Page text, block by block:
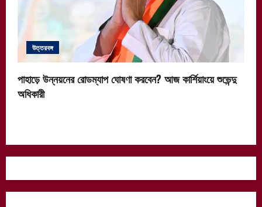
উত্তরবঙ্গ
পাহাড়ে উন্নয়নের রোডম্যাপ ঘোষণা করবেন? আজ কার্শিয়াংয়ে শুভেন্দু
অধিকারী